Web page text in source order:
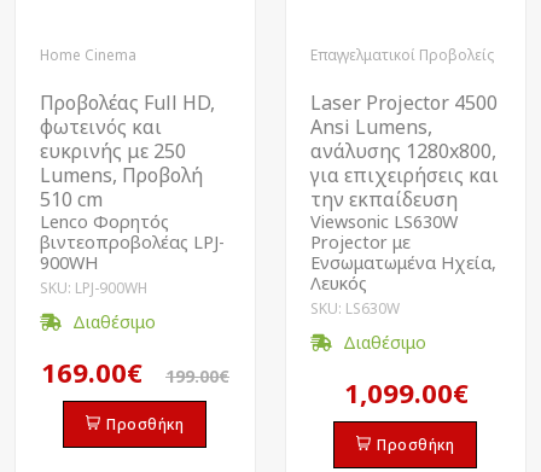
Home Cinema
Προβολέας Full HD,
φωτεινός και
ευκρινής με 250
Lumens, Προβολή
510 cm
Lenco Φορητός
βιντεοπροβολέας LPJ-
900WH
SKU: LPJ-900WH
Διαθέσιμο
169.00€ 199.00€
Προσθήκη
Επαγγελματικοί Προβολείς
Laser Projector 4500
Ansi Lumens,
ανάλυσης 1280x800,
για επιχειρήσεις και
την εκπαίδευση
Viewsonic LS630W
Projector με
Ενσωματωμένα Ηχεία,
Λευκός
SKU: LS630W
Διαθέσιμο
1,099.00€
Προσθήκη